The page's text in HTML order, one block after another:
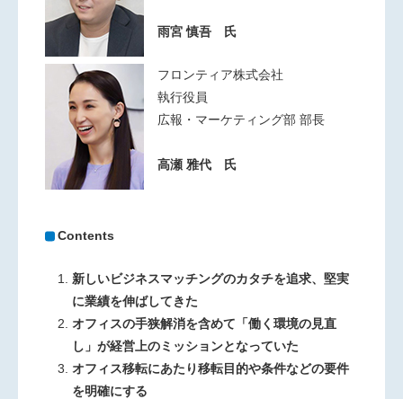
雨宮 慎吾 氏
フロンティア株式会社
執行役員
広報・マーケティング部 部長
高瀬 雅代 氏
Contents
新しいビジネスマッチングのカタチを追求、堅実
に業績を伸ばしてきた
オフィスの手狭解消を含めて「働く環境の見直
し」が経営上のミッションとなっていた
オフィス移転にあたり移転目的や条件などの要件
を明確にする